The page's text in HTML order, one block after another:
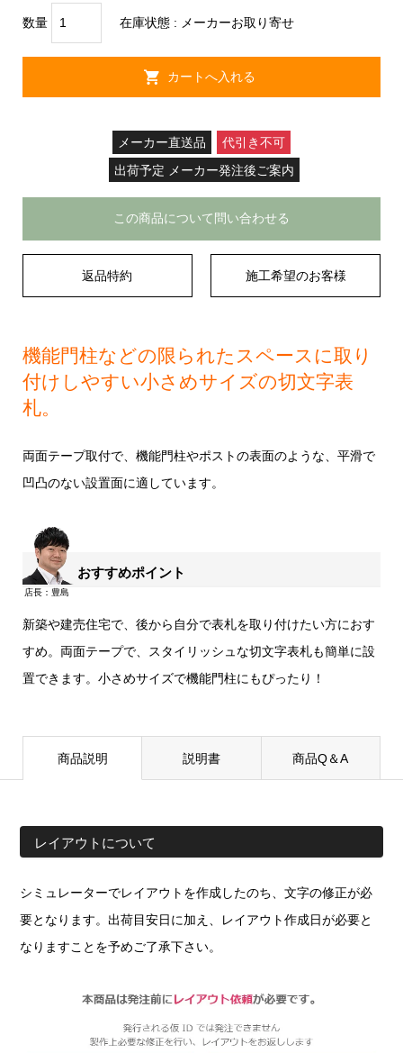
数量 在庫状態 : メーカーお取り寄せ
メーカー直送品
代引き不可
出荷予定 メーカー発注後ご案内
この商品について問い合わせる
返品特約 施工希望のお客様
機能門柱などの限られたスペースに取り
付けしやすい小さめサイズの切文字表
札。
両面テープ取付で、機能門柱やポストの表面のような、平滑で
凹凸のない設置面に適しています。
おすすめポイント
新築や建売住宅で、後から自分で表札を取り付けたい方におす
すめ。両面テープで、スタイリッシュな切文字表札も簡単に設
置できます。小さめサイズで機能門柱にもぴったり！
商品説明 説明書 商品Q＆A
レイアウトについて
シミュレーターでレイアウトを作成したのち、文字の修正が必
要となります。出荷目安日に加え、レイアウト作成日が必要と
なりますことを予めご了承下さい。